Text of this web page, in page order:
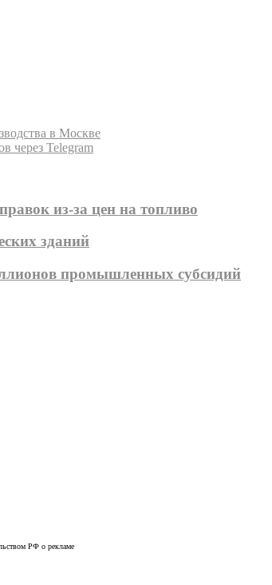
в Москве
через Telegram
из-за цен на топливо
зданий
промышленных субсидий
РФ о рекламе